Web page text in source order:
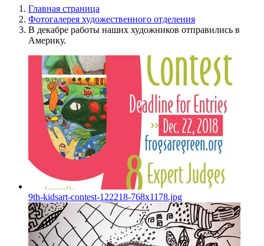
Главная страница
Фотогалерея художественного отделения
В декабре работы наших художников отправились в
Америку.
9th-kidsart-contest-122218-768x1178.jpg